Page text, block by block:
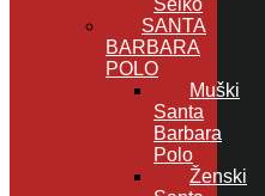
SANTA
BARBARA
POLO
Muški
Santa
Barbara
Polo
Ženski